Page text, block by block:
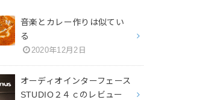
音楽とカレー作りは似てい
る
2020年12月2日
オーディオインターフェース
STUDIO２４ｃのレビュー